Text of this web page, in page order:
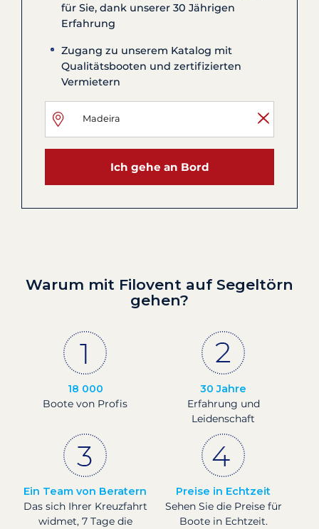
für Sie, dank unserer 30 Jährigen
Erfahrung
Zugang zu unserem Katalog mit
Qualitätsbooten und zertifizierten
Vermietern
Ich gehe an Bord
Warum mit Filovent auf Segeltörn
gehen?
18 000
Boote von Profis
30 Jahre
Erfahrung und
Leidenschaft
Ein Team von Beratern
Das sich Ihrer Kreuzfahrt
widmet, 7 Tage die
Preise in Echtzeit
Sehen Sie die Preise für
Boote in Echtzeit.